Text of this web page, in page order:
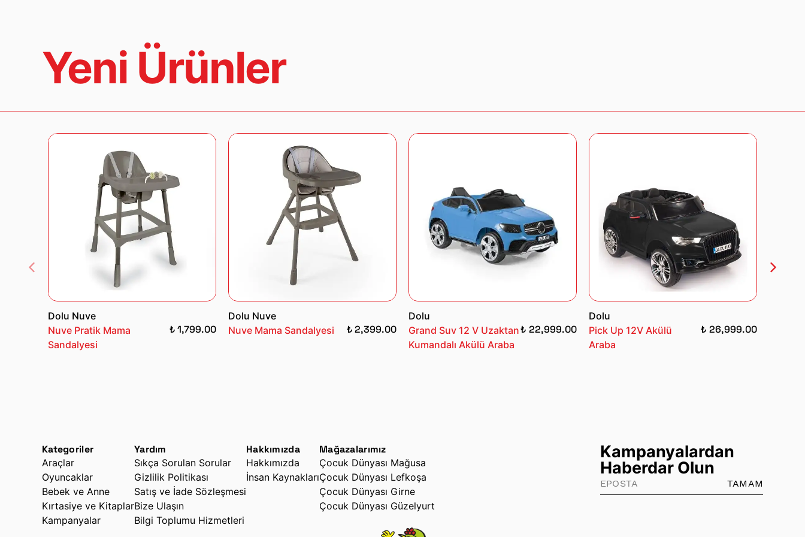
Yeni Ürünler
Dolu Nuve
Nuve Pratik Mama
Sandalyesi
₺ 1,799.00
Dolu Nuve
Nuve Mama Sandalyesi
₺ 2,399.00
Dolu
Grand Suv 12 V Uzaktan
Kumandalı Akülü Araba
₺ 22,999.00
Dolu
Pick Up 12V Akülü
Araba
₺ 26,999.00
Kategoriler
Araçlar
Oyuncaklar
Bebek ve Anne
Kırtasiye ve Kitaplar
Kampanyalar
Yardım
Sıkça Sorulan Sorular
Gizlilik Politikası
Satış ve İade Sözleşmesi
Bize Ulaşın
Bilgi Toplumu Hizmetleri
Hakkımızda
Hakkımızda
İnsan Kaynakları
Mağazalarımız
Çocuk Dünyası Mağusa
Çocuk Dünyası Lefkoşa
Çocuk Dünyası Girne
Çocuk Dünyası Güzelyurt
Kampanyalardan
Haberdar Olun
TAMAM